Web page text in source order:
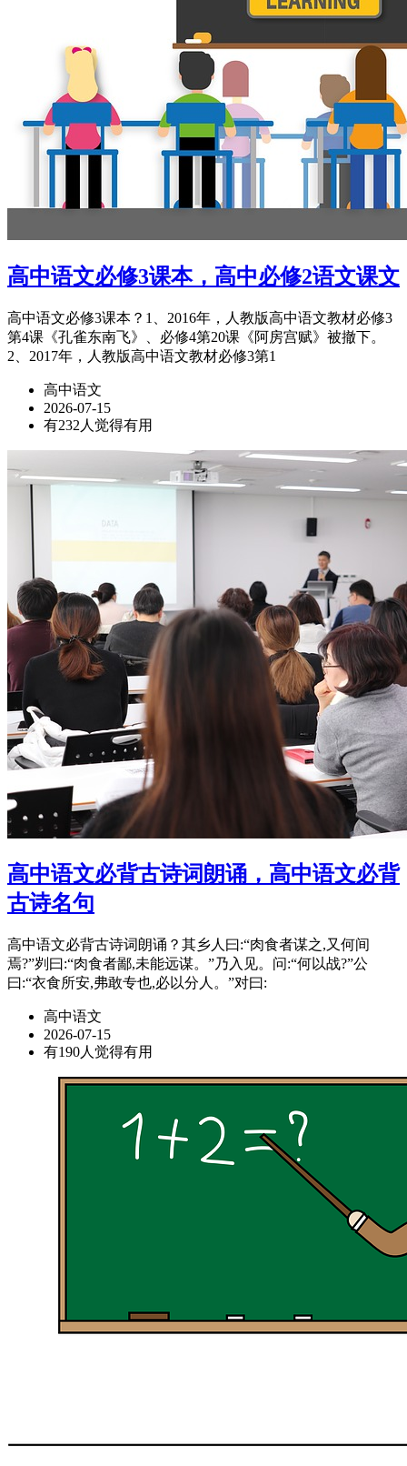
高中语文必修3课本，高中必修2语文课文
高中语文必修3课本？1、2016年，人教版高中语文教材必修3
第4课《孔雀东南飞》、必修4第20课《阿房宫赋》被撤下。
2、2017年，人教版高中语文教材必修3第1
高中语文
2026-07-15
有232人觉得有用
高中语文必背古诗词朗诵，高中语文必背
古诗名句
高中语文必背古诗词朗诵？其乡人曰:“肉食者谋之,又何间
焉?”刿曰:“肉食者鄙,未能远谋。”乃入见。问:“何以战?”公
曰:“衣食所安,弗敢专也,必以分人。”对曰:
高中语文
2026-07-15
有190人觉得有用